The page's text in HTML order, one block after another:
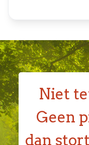
Niet
Geen
dan